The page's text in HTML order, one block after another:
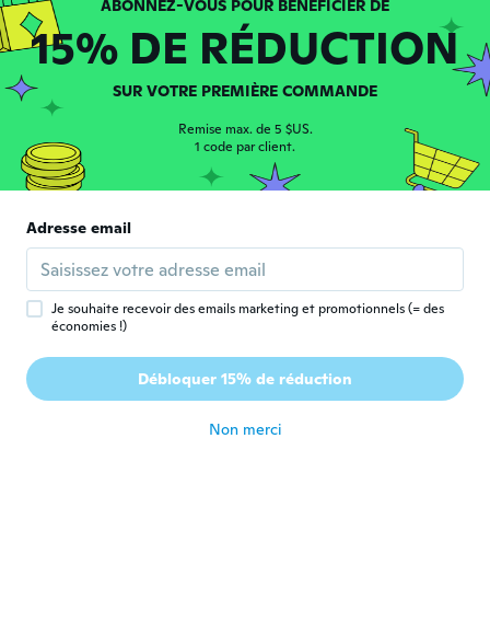
I Iwona
Inscrit depuis 2019 · 104 avis
il y a 6 ans
Inscrit depuis 2017 · 1115 avis · 5
S Sarah
Inscrit depuis 2018 · 243 avis · 87 chargements
il y a 6 ans
P Piilani
Inscrit depuis 2018 · 158 avis · 104 chargements
Very pretty for my crafts!
15% DE RÉDUCTION
SUR VOTRE PREMIÈRE COMMANDE
Remise max. de 5 $US.
1 code par client.
Adresse email
Je souhaite recevoir des emails marketing et promotionnels (= des
économies !)
Débloquer 15% de réduction
Non merci